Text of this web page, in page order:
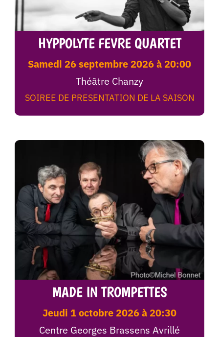
HYPPOLYTE FEVRE QUARTET
samedi 26 septembre 2026 à 20:00
Théâtre Chanzy
SOIREE DE PRESENTATION DE LA SAISON
MADE IN TROMPETTES
jeudi 1 octobre 2026 à 20:30
Centre Georges Brassens Avrillé